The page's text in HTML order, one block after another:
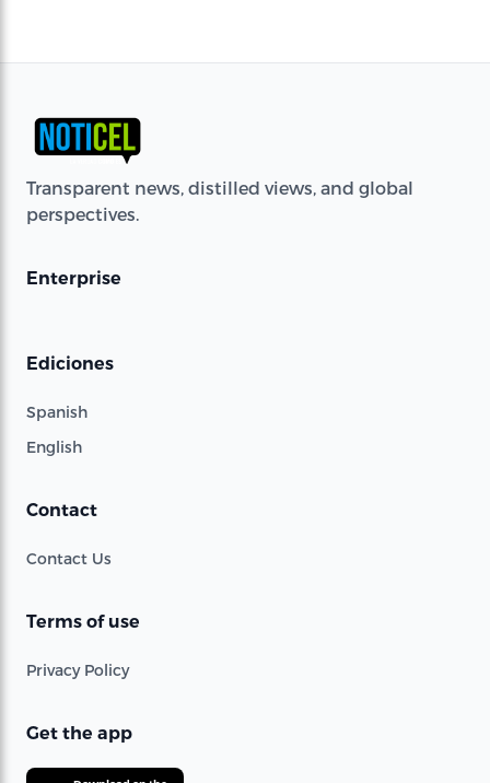
Transparent news, distilled views, and global
perspectives.
Enterprise
Ediciones
Spanish
English
Contact
Contact Us
Terms of use
Privacy Policy
Get the app